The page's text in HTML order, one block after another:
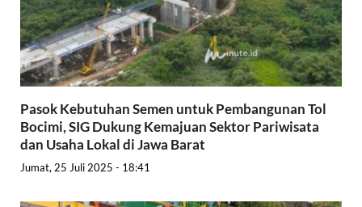
Pasok Kebutuhan Semen untuk Pembangunan Tol
Bocimi, SIG Dukung Kemajuan Sektor Pariwisata
dan Usaha Lokal di Jawa Barat
Jumat, 25 Juli 2025 - 18:41